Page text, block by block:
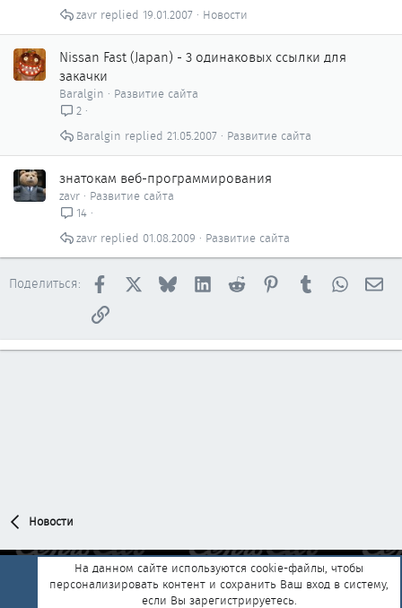
Новости
19.01.2007
zavr
Nissan Fast (Japan) - 3 одинаковых ссылки для
закачки
Baralgin
Развитие сайта
2
Развитие сайта
21.05.2007
Baralgin
знатокам веб-программирования
zavr
Развитие сайта
14
Развитие сайта
01.08.2009
zavr
Поделиться: Facebook BlueskyLinkedInReddit PinterestTumblr
Ссылка
Новости
Обратная связь
Условия и правила
На данном сайте используются cookie-файлы, чтобы
персонализировать контент и сохранить Ваш вход в систему,
если Вы зарегистрируетесь.